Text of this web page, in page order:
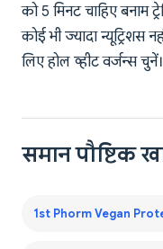
को 5 मिनट चाहिए बनाम
कोई भी ज्यादा न्यूट्रिशस
लिए होल व्हीट वर्जन्स चुनें।
समान पौष्टिक
1st Phorm Vegan